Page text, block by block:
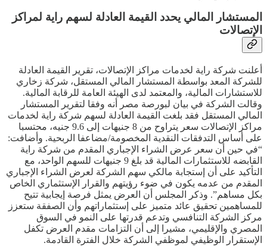
المستشار المالي يحدد القيمة العادلة لسهم راية لمراكز
الإتصالات
أعلنت شركة راية لخدمات مراكز الإتصالات، تقرير القيمة العادلة
للشركة المعد بواسطة المستشار المالي المستقل، شركة زخاري
للاستشارات المالية، والمعتمد لدى الهيئة العامة للرقابة المالية.
وقالت الشركة في بيان لبورصة مصر أنه وفقا لتقرير المستشار
المالي المستقل فقد بلغت القيمة العادلة لسهم شركة راية لخدمات
مراكز الإتصالات سعر يتراوح من 8 جنيهات إلى 9.6 جنيه، محتسبا
على أساس التدفقات النقدية المخصومة/مضاعفا الربحية. وأضافت:
“في حين أن سعر عرض الشراء الإجباري المقدم من شركة راية
القابضه للاستثمارات المالية قد بلغ 9 جنيهات للسهم الواحد، مع
التأكيد على أن إستجابة مالكي سهم الشركة لعرض الشراء الإجباري
المقدم من عدمه يكون في ضوء رؤيتهم والقرار الإستثماري الخاص
بكل مساهم”. وذكر المجلس أن العرض يمثل فرصة إيجابية تتيح
للمساهمين تحقيق عائد متميز على إستثماراتهم وأن الصفقة ستعزز
مركز الشركة التنافسي وتدعم قدرتها على النمو في السوق
المصري والإقليمي، مشيرا إلى أن التزامات مقدم العرض تكفل
الإستقرار الوظيفي لموظفي الشركة خلال الفترة القادمة.